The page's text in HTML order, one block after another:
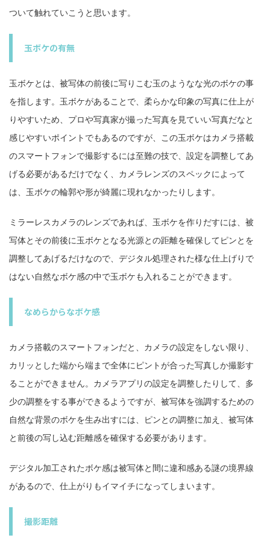
ついて触れていこうと思います。
玉ボケの有無
玉ボケとは、被写体の前後に写りこむ玉のようなな光のボケの事
を指します。玉ボケがあることで、柔らかな印象の写真に仕上が
りやすいため、プロや写真家が撮った写真を見ていい写真だなと
感じやすいポイントでもあるのですが、この玉ボケはカメラ搭載
のスマートフォンで撮影するには至難の技で、設定を調整してあ
げる必要があるだけでなく、カメラレンズのスペックによって
は、玉ボケの輪郭や形が綺麗に現れなかったりします。
ミラーレスカメラのレンズであれば、玉ボケを作りだすには、被
写体とその前後に玉ボケとなる光源との距離を確保してピンとを
調整してあげるだけなので、デジタル処理された様な仕上げりで
はない自然なボケ感の中で玉ボケも入れることができます。
なめらからなボケ感
カメラ搭載のスマートフォンだと、カメラの設定をしない限り、
カリッとした端から端まで全体にピントが合った写真しか撮影す
ることができません。カメラアプリの設定を調整したりして、多
少の調整をする事ができるようですが、被写体を強調するための
自然な背景のボケを生み出すには、ピンとの調整に加え、被写体
と前後の写し込む距離感を確保する必要があります。
デジタル加工されたボケ感は被写体と間に違和感ある謎の境界線
があるので、仕上がりもイマイチになってしまいます。
撮影距離